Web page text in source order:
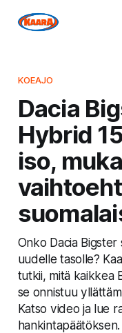
KOEAJO
Dacia
Hybrid
iso,
Onko Dacia Bigster
uudelle tasolle?
tutkii, mitä kaikkea
se onnistuu
Katso video ja lue
hankintapäätöksen.